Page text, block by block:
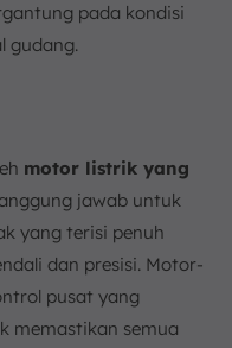
pada kondisi
gudang.
motor listrik yang
jawab untuk
yang terisi penuh
dan presisi. Motor-
pusat yang
memastikan semua